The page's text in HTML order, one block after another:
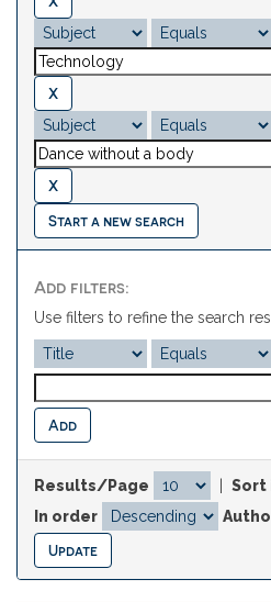
Start a new search
Add filters:
Use filters to refine the search
Results/Page
Sort
In order